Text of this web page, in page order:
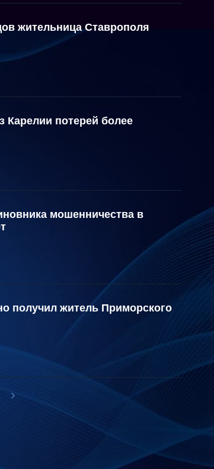
жительница Ставрополя
Карелии потерей более
мошенничества в
получил житель Приморского